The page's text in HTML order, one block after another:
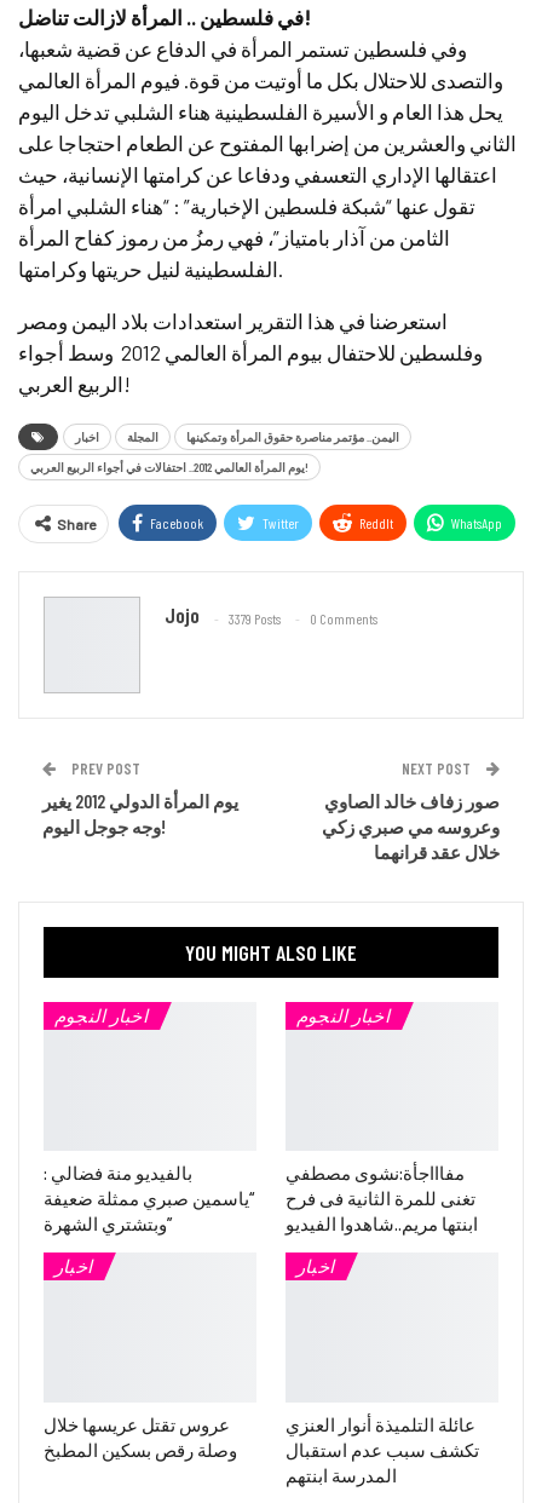
في فلسطين .. المرأة لازالت تناضل!
وفي فلسطين تستمر المرأة في الدفاع عن قضية شعبها،
والتصدى للاحتلال بكل ما أوتيت من قوة. فيوم المرأة العالمي
يحل هذا العام و الأسيرة الفلسطينية هناء الشلبي تدخل اليوم
الثاني والعشرين من إضرابها المفتوح عن الطعام احتجاجا على
اعتقالها الإداري التعسفي ودفاعا عن كرامتها الإنسانية، حيث
تقول عنها “شبكة فلسطين الإخبارية” : “هناء الشلبي امرأة
الثامن من آذار بامتياز”، فهي رمزُ من رموز كفاح المرأة
الفلسطينية لنيل حريتها وكرامتها.
استعرضنا في هذا التقرير استعدادات بلاد اليمن ومصر
وفلسطين للاحتفال بيوم المرأة العالمي 2012 وسط أجواء
الربيع العربي!
اخبار المجلة اليمن.. مؤتمر مناصرة حقوق المرأة وتمكينها
يوم المرأة العالمي 2012.. احتفالات في أجواء الربيع العربي!
Share Facebook Twitter ReddIt WhatsApp
Jojo 3379 Posts 0 Comments
PREV POST
يوم المرأة الدولي 2012 يغير
وجه جوجل اليوم!
NEXT POST
صور زفاف خالد الصاوي
وعروسه مي صبري زكي
خلال عقد قرانهما
YOU MIGHT ALSO LIKE
اخبار النجوم
بالفيديو منة فضالي :
“ياسمين صبري ممثلة ضعيفة
وبتشتري الشهرة”
اخبار النجوم
مفاااجأة:نشوى مصطفي
تغنى للمرة الثانية فى فرح
ابنتها مريم..شاهدوا الفيديو
اخبار
عروس تقتل عريسها خلال
وصلة رقص بسكين المطبخ
اخبار
عائلة التلميذة أنوار العنزي
تكشف سبب عدم استقبال
المدرسة ابنتهم